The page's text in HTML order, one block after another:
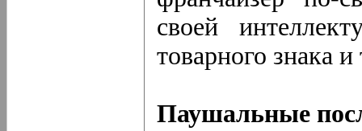
своей
товарного знака
Паушальные